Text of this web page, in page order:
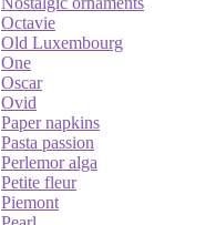
Octavie
Old Luxembourg
One
Oscar
Ovid
Paper napkins
Pasta passion
Perlemor alga
Petite fleur
Piemont